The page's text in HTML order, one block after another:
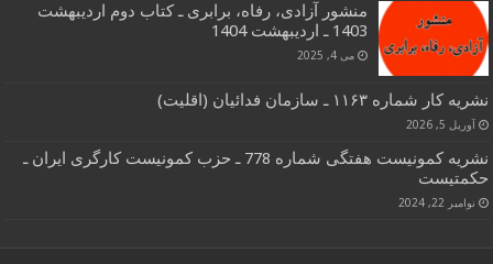
منشور آزادی، رفاه، برابری ـ کتاب دوم اردیبهشت
1403 ـ اردیبهشت 1404
می 4, 2025
نشریه کار شماره ۱۱۶۳ ـ سازمان فدائیان (اقلیت)
آوریل 5, 2026
نشریه کمونیست هفتگی شماره 778 ـ حزب کمونیست کارگری ایران ـ
حکمتیست
نوامبر 22, 2024